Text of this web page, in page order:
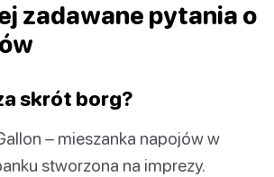
zadawane pytania o
skrót borg?
– mieszanka napojów w
stworzona na imprezy.